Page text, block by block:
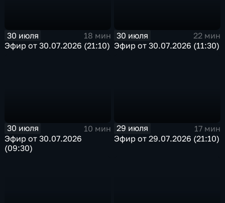
30 июля
18 мин
Эфир от 30.07.2026 (21:10)
30 июля
22 мин
Эфир от 30.07.2026 (11:30)
30 июля
10 мин
Эфир от 30.07.2026
(09:30)
29 июля
17 мин
Эфир от 29.07.2026 (21:10)